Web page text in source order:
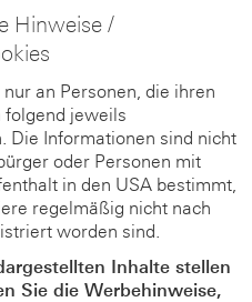
Hinweise /
an Personen, die ihren
folgend jeweils
Die Informationen sind nicht
oder Personen mit
in den USA bestimmt,
regelmäßig nicht nach
worden sind.
Inhalte stellen
Sie die Werbehinweise,